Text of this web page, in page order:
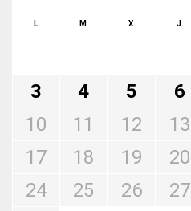
L M X J
3
4 5 6
10
11 12 13
17
18 19 20
24
25 26 27